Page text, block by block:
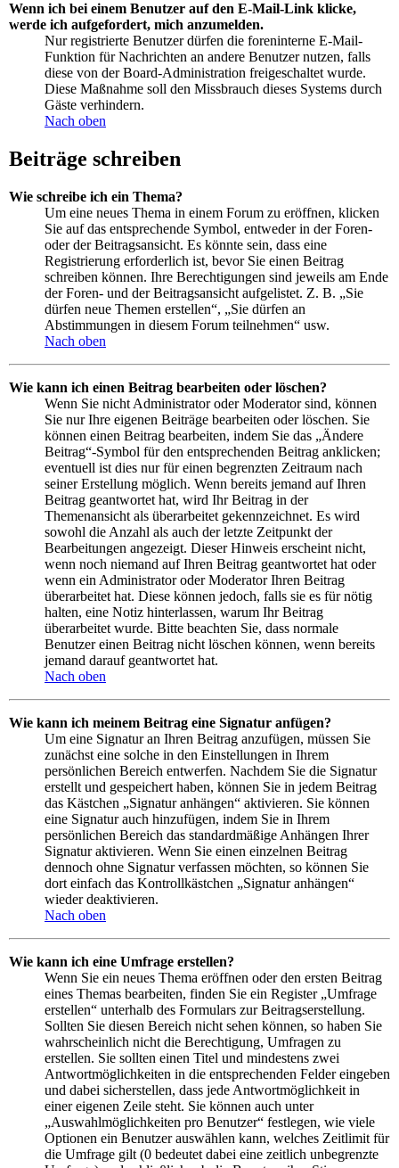
Wenn ich bei einem Benutzer auf den E-Mail-Link klicke,
werde ich aufgefordert, mich anzumelden.
Nur registrierte Benutzer dürfen die foreninterne E-Mail-
Funktion für Nachrichten an andere Benutzer nutzen, falls
diese von der Board-Administration freigeschaltet wurde.
Diese Maßnahme soll den Missbrauch dieses Systems durch
Gäste verhindern.
Nach oben
Beiträge schreiben
Wie schreibe ich ein Thema?
Um eine neues Thema in einem Forum zu eröffnen, klicken
Sie auf das entsprechende Symbol, entweder in der Foren-
oder der Beitragsansicht. Es könnte sein, dass eine
Registrierung erforderlich ist, bevor Sie einen Beitrag
schreiben können. Ihre Berechtigungen sind jeweils am Ende
der Foren- und der Beitragsansicht aufgelistet. Z. B. „Sie
dürfen neue Themen erstellen“, „Sie dürfen an
Abstimmungen in diesem Forum teilnehmen“ usw.
Nach oben
Wie kann ich einen Beitrag bearbeiten oder löschen?
Wenn Sie nicht Administrator oder Moderator sind, können
Sie nur Ihre eigenen Beiträge bearbeiten oder löschen. Sie
können einen Beitrag bearbeiten, indem Sie das „Ändere
Beitrag“-Symbol für den entsprechenden Beitrag anklicken;
eventuell ist dies nur für einen begrenzten Zeitraum nach
seiner Erstellung möglich. Wenn bereits jemand auf Ihren
Beitrag geantwortet hat, wird Ihr Beitrag in der
Themenansicht als überarbeitet gekennzeichnet. Es wird
sowohl die Anzahl als auch der letzte Zeitpunkt der
Bearbeitungen angezeigt. Dieser Hinweis erscheint nicht,
wenn noch niemand auf Ihren Beitrag geantwortet hat oder
wenn ein Administrator oder Moderator Ihren Beitrag
überarbeitet hat. Diese können jedoch, falls sie es für nötig
halten, eine Notiz hinterlassen, warum Ihr Beitrag
überarbeitet wurde. Bitte beachten Sie, dass normale
Benutzer einen Beitrag nicht löschen können, wenn bereits
jemand darauf geantwortet hat.
Nach oben
Wie kann ich meinem Beitrag eine Signatur anfügen?
Um eine Signatur an Ihren Beitrag anzufügen, müssen Sie
zunächst eine solche in den Einstellungen in Ihrem
persönlichen Bereich entwerfen. Nachdem Sie die Signatur
erstellt und gespeichert haben, können Sie in jedem Beitrag
das Kästchen „Signatur anhängen“ aktivieren. Sie können
eine Signatur auch hinzufügen, indem Sie in Ihrem
persönlichen Bereich das standardmäßige Anhängen Ihrer
Signatur aktivieren. Wenn Sie einen einzelnen Beitrag
dennoch ohne Signatur verfassen möchten, so können Sie
dort einfach das Kontrollkästchen „Signatur anhängen“
wieder deaktivieren.
Nach oben
Wie kann ich eine Umfrage erstellen?
Wenn Sie ein neues Thema eröffnen oder den ersten Beitrag
eines Themas bearbeiten, finden Sie ein Register „Umfrage
erstellen“ unterhalb des Formulars zur Beitragserstellung.
Sollten Sie diesen Bereich nicht sehen können, so haben Sie
wahrscheinlich nicht die Berechtigung, Umfragen zu
erstellen. Sie sollten einen Titel und mindestens zwei
Antwortmöglichkeiten in die entsprechenden Felder eingeben
und dabei sicherstellen, dass jede Antwortmöglichkeit in
einer eigenen Zeile steht. Sie können auch unter
„Auswahlmöglichkeiten pro Benutzer“ festlegen, wie viele
Optionen ein Benutzer auswählen kann, welches Zeitlimit für
die Umfrage gilt (0 bedeutet dabei eine zeitlich unbegrenzte